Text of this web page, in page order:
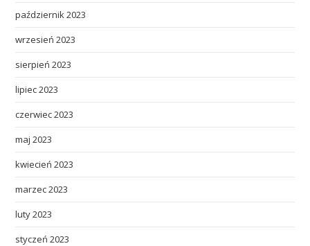
październik 2023
wrzesień 2023
sierpień 2023
lipiec 2023
czerwiec 2023
maj 2023
kwiecień 2023
marzec 2023
luty 2023
styczeń 2023